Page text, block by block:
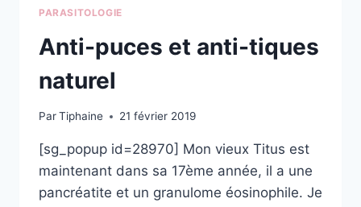
PARASITOLOGIE
Anti-puces et anti-tiques
naturel
ParTiphaine 21 février 2019
[sg_popup id=28970] Mon vieux Titus est
maintenant dans sa 17ème année, il a une
pancréatite et un granulome éosinophile. Je